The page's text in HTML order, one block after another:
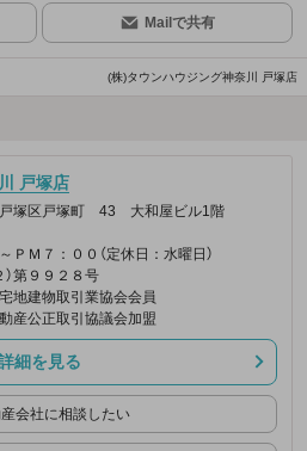
Mailで共有
(株)タウンハウジング神奈川 戸塚店
戸塚店
戸塚区戸塚町 43 大和屋ビル1階
ＰＭ７：００（定休日：水曜日）
）第９９２８号
宅地建物取引業協会会員
動産公正取引協議会加盟
細を見る
会社に相談したい